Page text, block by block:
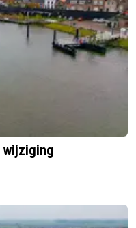
wijziging